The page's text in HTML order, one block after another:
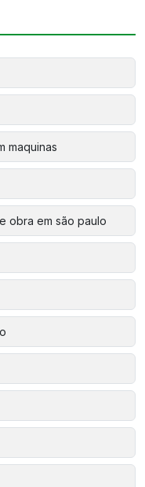
maquinas
obra em são paulo